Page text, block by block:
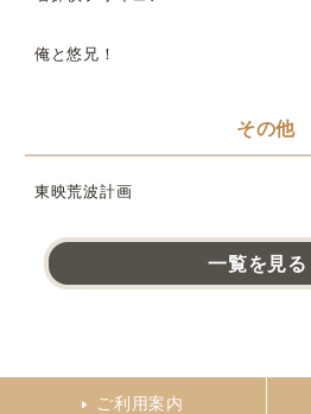
俺と悠兄！
その他
東映荒波計画
一覧を見る
ご利用案内